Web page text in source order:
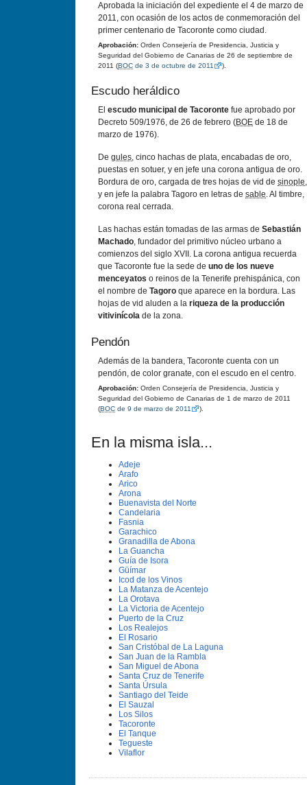
Aprobada la iniciación del expediente el 4 de marzo de
2011, con ocasión de los actos de conmemoración del
primer centenario de Tacoronte como ciudad.
Aprobación: Orden Consejerí­a de Presidencia, Justicia y
Seguridad del Gobierno de Canarias de 26 de septiembre de
2011 (BOC de 3 de octubre de 2011 ).
Escudo heráldico
El escudo municipal de Tacoronte fue aprobado por
Decreto 509/1976, de 26 de febrero (BOE de 18 de
marzo de 1976).
De gules, cinco hachas de plata, encabadas de oro,
puestas en sotuer, y en jefe una corona antigua de oro.
Bordura de oro, cargada de tres hojas de vid de sinople,
y en jefe la palabra Tagoro en letras de sable. Al timbre,
corona real cerrada.
Las hachas están tomadas de las armas de Sebastián
Machado, fundador del primitivo núcleo urbano a
comienzos del siglo XVII. La corona antigua recuerda
que Tacoronte fue la sede de uno de los nueve
menceyatos o reinos de la Tenerife prehispánica, con
el nombre de Tagoro que aparece en la bordura. Las
hojas de vid aluden a la riqueza de la producción
vitiviní­cola de la zona.
Pendón
Además de la bandera, Tacoronte cuenta con un
pendón, de color granate, con el escudo en el centro.
Aprobación: Orden Consejerí­a de Presidencia, Justicia y
Seguridad del Gobierno de Canarias de 1 de marzo de 2011
(BOC de 9 de marzo de 2011 ).
En la misma isla...
Adeje
Arafo
Arico
Arona
Buenavista del Norte
Candelaria
Fasnia
Garachico
Granadilla de Abona
La Guancha
Guí­a de Isora
Güí­mar
Icod de los Vinos
La Matanza de Acentejo
La Orotava
La Victoria de Acentejo
Puerto de la Cruz
Los Realejos
El Rosario
San Cristóbal de La Laguna
San Juan de la Rambla
San Miguel de Abona
Santa Cruz de Tenerife
Santa Úrsula
Santiago del Teide
El Sauzal
Los Silos
Tacoronte
El Tanque
Tegueste
Vilaflor